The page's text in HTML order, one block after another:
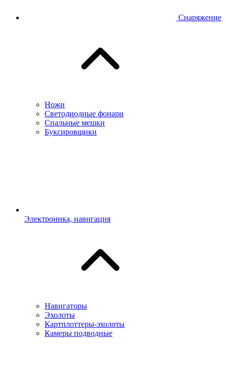
Снаряжение
Ножи
Светодиодные фонари
Спальные мешки
Буксировщики
Электроника, навигация
Навигаторы
Эхолоты
Картплоттеры-эхолоты
Камеры подводные